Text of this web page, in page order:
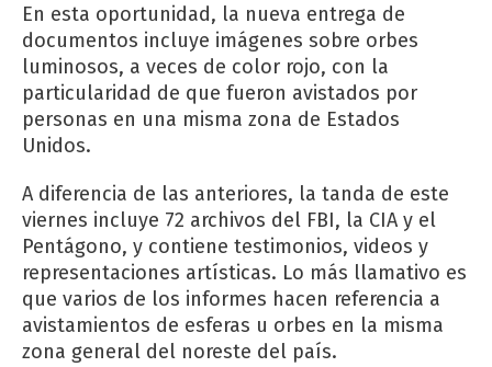
En esta oportunidad, la nueva entrega de
documentos incluye imágenes sobre‌ orbes
luminosos, ‌a veces de color rojo, con la
particularidad de que fueron avistados por
personas en una misma zona de Estados
Unidos.
A diferencia de las anteriores, la tanda de este
viernes incluye 72 archivos del FBI, la CIA y el
Pentágono, y contiene testimonios, videos y
representaciones artísticas. Lo más llamativo es
que varios de los informes hacen referencia a
avistamientos de esferas u orbes en la misma
zona general del noreste del país.